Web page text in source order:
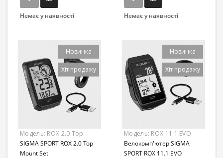
Немає у наявності Немає у наявності
Новинка
Хіт продажу
Модель: ROX 2.0 Top
Mount Set
SIGMA SPORT ROX 2.0 Top
Mount Set
Новинка
Хіт продажу
Модель: ROX 11.1 EVO
Велокомп'ютер SIGMA
SPORT ROX 11.1 EVO